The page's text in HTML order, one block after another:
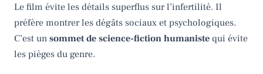
Le film évite les détails superflus sur l’infertilité. Il
préfère montrer les dégâts sociaux et psychologiques.
C’est un sommet de science-fiction humaniste qui évite
les pièges du genre.